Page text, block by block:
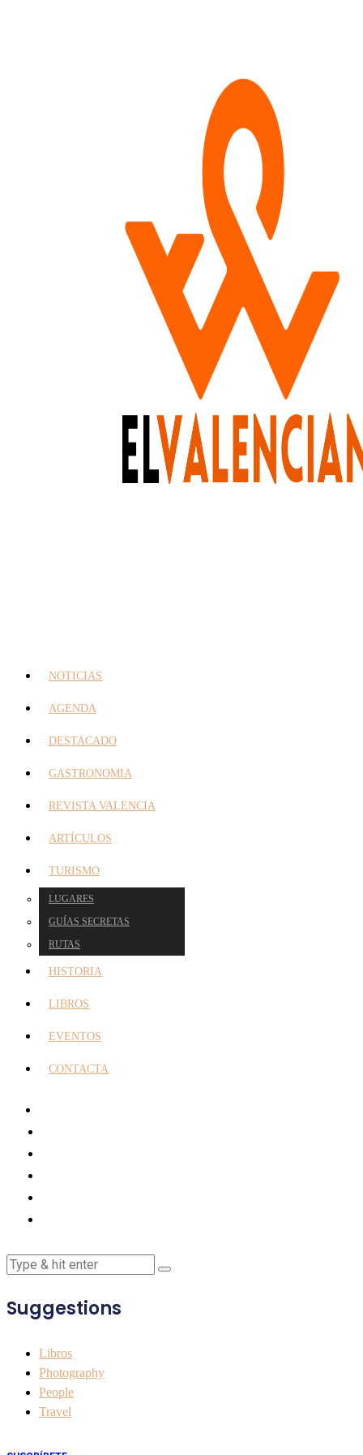
NOTICIAS
AGENDA
DESTACADO
GASTRONOMIA
REVISTA VALENCIA
ARTÍCULOS
TURISMO
LUGARES
GUÍAS SECRETAS
RUTAS
HISTORIA
LIBROS
EVENTOS
CONTACTA
Suggestions
Libros
Photography
People
Travel